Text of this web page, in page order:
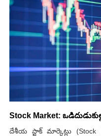
Stock Market:
దేశీయ స్టాక్ మార్కెట్లు